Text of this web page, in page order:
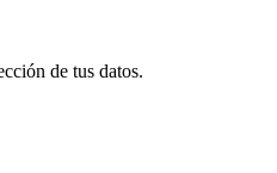
de tus datos.